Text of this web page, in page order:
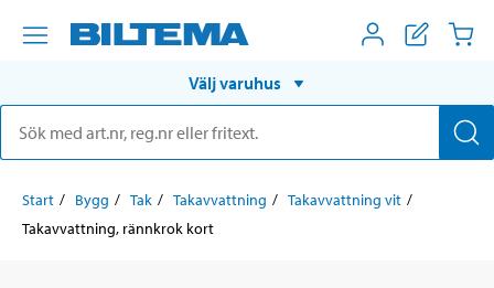
Välj varuhus
Start Bygg Tak Takavvattning
Takavvattning vit
Takavvattning, rännkrok kort